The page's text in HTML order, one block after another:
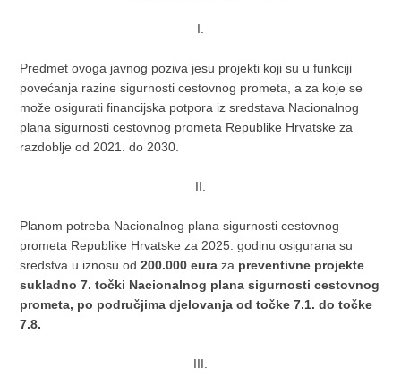
I.
Predmet ovoga javnog poziva jesu projekti koji su u funkciji
povećanja razine sigurnosti cestovnog prometa, a za koje se
može osigurati financijska potpora iz sredstava Nacionalnog
plana sigurnosti cestovnog prometa Republike Hrvatske za
razdoblje od 2021. do 2030.
II.
Planom potreba Nacionalnog plana sigurnosti cestovnog
prometa Republike Hrvatske za 2025. godinu osigurana su
sredstva u iznosu od200.000 eura za preventivne projekte
sukladno 7. točki Nacionalnog plana sigurnosti cestovnog
prometa, po područjima djelovanja od točke 7.1. do točke
7.8.
III.